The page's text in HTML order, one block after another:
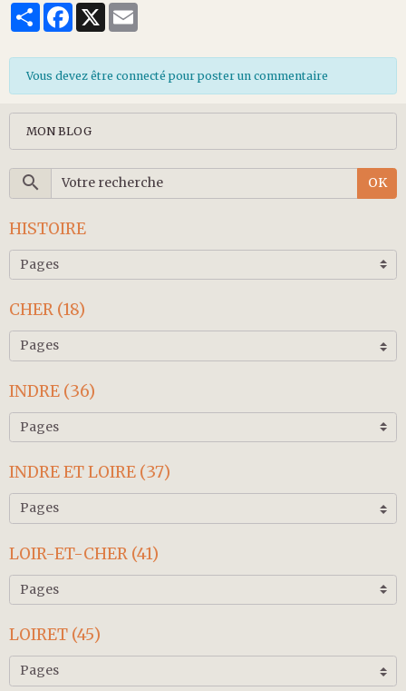
PartagerFacebook
X
Vous devez être connecté pour poster un commentaire
MON BLOG
OK
HISTOIRE
CHER (18)
INDRE (36)
INDRE ET LOIRE (37)
LOIR-ET-CHER (41)
LOIRET (45)